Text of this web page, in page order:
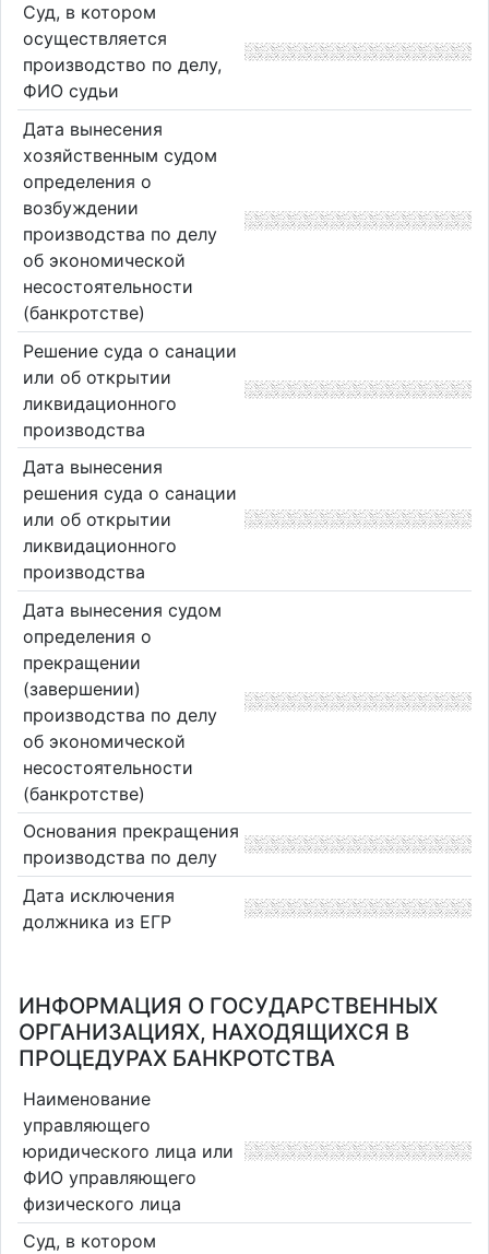
Суд, в котором
осуществляется
производство по делу,
ФИО судьи
Дата вынесения
хозяйственным судом
определения о
возбуждении
производства по делу
об экономической
несостоятельности
(банкротстве)
Решение суда о санации
или об открытии
ликвидационного
производства
Дата вынесения
решения суда о санации
или об открытии
ликвидационного
производства
Дата вынесения судом
определения о
прекращении
(завершении)
производства по делу
об экономической
несостоятельности
(банкротстве)
Основания прекращения
производства по делу
Дата исключения
должника из ЕГР
ИНФОРМАЦИЯ О ГОСУДАРСТВЕННЫХ
ОРГАНИЗАЦИЯХ, НАХОДЯЩИХСЯ В
ПРОЦЕДУРАХ БАНКРОТСТВА
Наименование
управляющего
юридического лица или
ФИО управляющего
физического лица
Суд, в котором